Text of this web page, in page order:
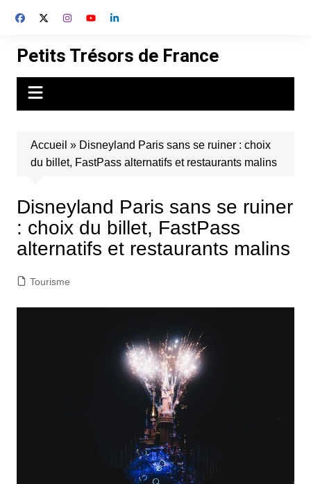
Petits Trésors de France
Accueil » Disneyland Paris sans se ruiner : choix
du billet, FastPass alternatifs et restaurants malins
Disneyland Paris sans se ruiner
: choix du billet, FastPass
alternatifs et restaurants malins
Tourisme